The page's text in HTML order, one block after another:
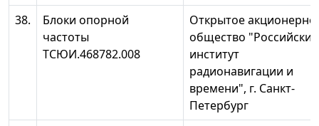
38.
Блоки опорной
частоты
ТСЮИ.468782.008
Открытое
общество "Российский
институт
радионавигации и
времени", г. Санкт-
Петербург